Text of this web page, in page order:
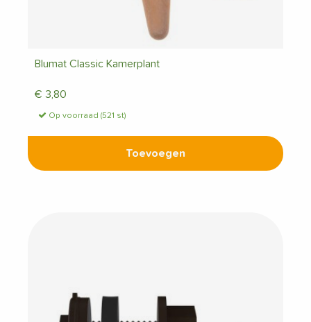
Blumat Classic Kamerplant
€ 3,80
Op voorraad (521 st)
Toevoegen